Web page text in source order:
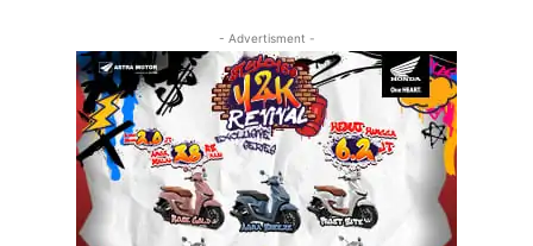
- Advertisment -